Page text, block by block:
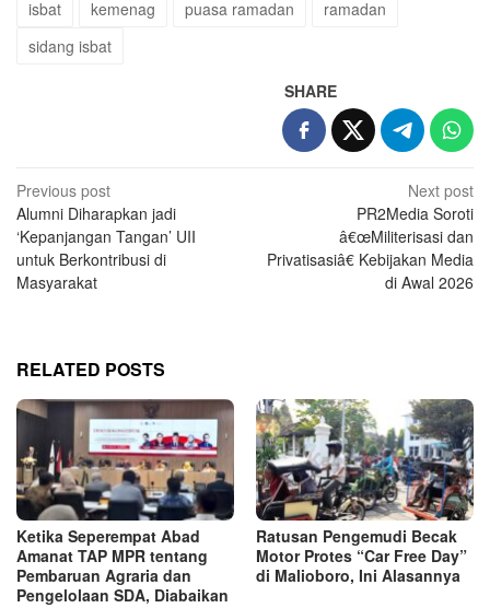
isbat kemenag puasa ramadan
ramadan
sidang isbat
SHARE
Post
navigation
Previous post
Alumni Diharapkan jadi
‘Kepanjangan Tangan’ UII
untuk Berkontribusi di
Masyarakat
Next post
PR2Media Soroti
â€œMiliterisasi dan
Privatisasiâ€ Kebijakan Media
di Awal 2026
RELATED POSTS
Ketika Seperempat Abad
Amanat TAP MPR tentang
Pembaruan Agraria dan
Pengelolaan SDA, Diabaikan
Ratusan Pengemudi Becak
Motor Protes “Car Free Day”
di Malioboro, Ini Alasannya